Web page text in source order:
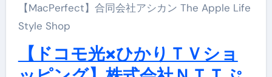
【MacPerfect】合同会社アシカン The Apple Life
Style Shop
【ドコモ光×ひかりＴＶショ